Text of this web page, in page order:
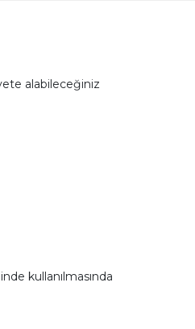
alabileceğiniz
kullanılmasında